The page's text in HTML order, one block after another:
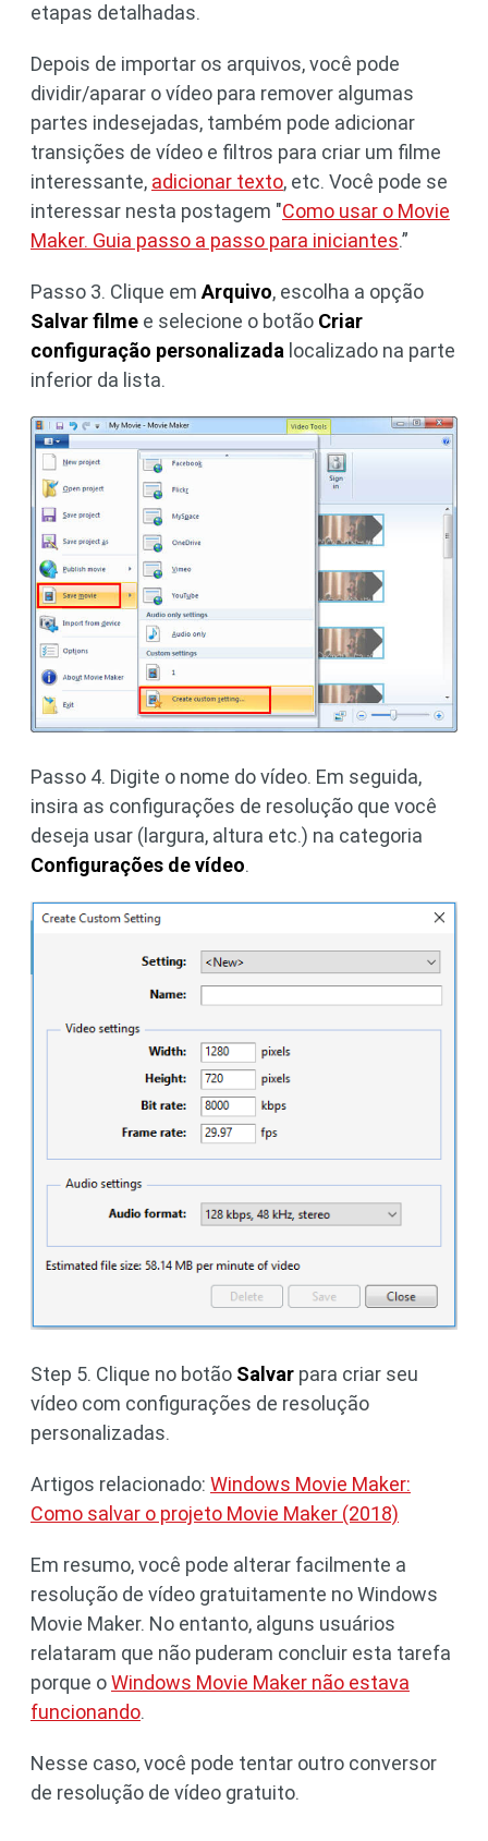
etapas detalhadas.
Depois de importar os arquivos, você pode
dividir/aparar o vídeo para remover algumas
partes indesejadas, também pode adicionar
transições de vídeo e filtros para criar um filme
interessante, adicionar texto, etc. Você pode se
interessar nesta postagem "Como usar o Movie
Maker. Guia passo a passo para iniciantes.”
Passo 3. Clique em Arquivo, escolha a opção
Salvar filme e selecione o botão Criar
configuração personalizada localizado na parte
inferior da lista.
Passo 4. Digite o nome do vídeo. Em seguida,
insira as configurações de resolução que você
deseja usar (largura, altura etc.) na categoria
Configurações de vídeo.
Step 5. Clique no botão Salvar para criar seu
vídeo com configurações de resolução
personalizadas.
Artigos relacionado: Windows Movie Maker:
Como salvar o projeto Movie Maker (2018)
Em resumo, você pode alterar facilmente a
resolução de vídeo gratuitamente no Windows
Movie Maker. No entanto, alguns usuários
relataram que não puderam concluir esta tarefa
porque oWindows Movie Maker não estava
funcionando.
Nesse caso, você pode tentar outro conversor
de resolução de vídeo gratuito.